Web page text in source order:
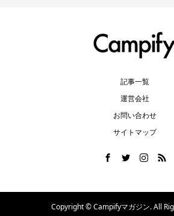
記事一覧
運営会社
お問い合わせ
サイトマップ
Copyright ©Campifyマガジン. All